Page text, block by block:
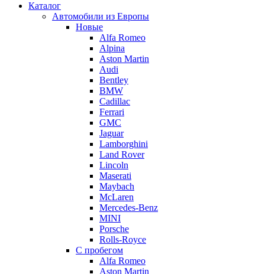
Каталог
Автомобили из Европы
Новые
Alfa Romeo
Alpina
Aston Martin
Audi
Bentley
BMW
Cadillac
Ferrari
GMC
Jaguar
Lamborghini
Land Rover
Lincoln
Maserati
Maybach
McLaren
Mercedes-Benz
MINI
Porsche
Rolls-Royce
С пробегом
Alfa Romeo
Aston Martin